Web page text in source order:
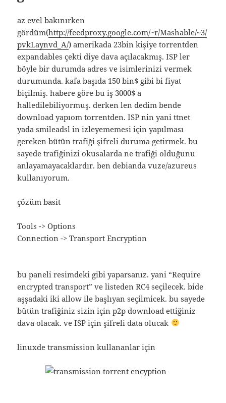
az evel bakınırken
gördüm(http://feedproxy.google.com/~r/Mashable/~3/
pvkLaynvd_A/) amerikada 23bin kişiye torrentden
expandables çekti diye dava açılacakmış. ISP ler
böyle bir durumda adres ve isimlerinizi vermek
durumunda. kafa başıda 150 bin$ gibi bi fiyat
biçilmiş. habere göre bu iş 3000$ a
halledilebiliyormuş. derken len dedim bende
download yapıom torrentden. ISP nin yani ttnet
yada smileadsl in izleyememesi için yapılması
gereken bütün trafiği şifreli duruma getirmek. bu
sayede trafiğinizi okusalarda ne trafiği olduğunu
anlayamayacaklardır. ben debianda vuze/azureus
kullanıyorum.
çözüm basit
Tools -> Options
Connection -> Transport Encryption
bu paneli resimdeki gibi yaparsanız. yani “Require
encrypted transport” ve listeden RC4 seçilecek. bide
aşşadaki iki allow ile başlıyan seçilmicek. bu sayede
bütün trafiğiniz sizin için p2p download ettiğiniz
dava olacak. ve ISP için şifreli data olucak
linuxde transmission kullananlar için